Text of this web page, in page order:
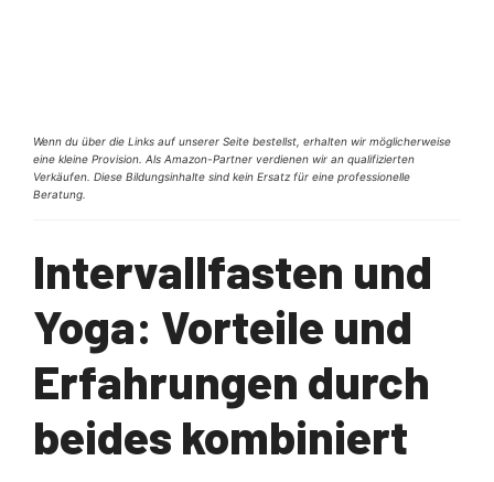
Wenn du über die Links auf unserer Seite bestellst, erhalten wir möglicherweise
eine kleine Provision. Als Amazon-Partner verdienen wir an qualifizierten
Verkäufen. Diese Bildungsinhalte sind kein Ersatz für eine professionelle
Beratung.
Intervallfasten und
Yoga: Vorteile und
Erfahrungen durch
beides kombiniert